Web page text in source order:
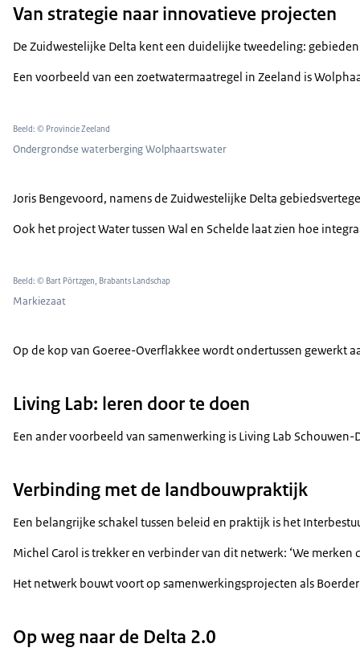
Van strategie naar innovatieve projecten
De Zuidwestelijke Delta kent een duidelijke tweedeling:
Een voorbeeld van een zoetwatermaatregel in Zeeland is
Beeld: © Provincie Zeeland
Ondergrondse waterberging Wolphaartswater
Joris Bengevoord, namens de Zuidwestelijke Delta
Ook het project Water tussen Wal en Schelde laat zien hoe
Beeld: © Bart Pörtzgen, Brabants Landschap
Markiezaat
Op de kop van Goeree-Overflakkee wordt ondertussen gewerkt
Living Lab: leren door te doen
Een ander voorbeeld van samenwerking is Living Lab
Verbinding met de landbouwpraktijk
Een belangrijke schakel tussen beleid en praktijk is het
Michel Carol is trekker en verbinder van dit netwerk: ‘We
Het netwerk bouwt voort op samenwerkingsprojecten als
Op weg naar de Delta 2.0